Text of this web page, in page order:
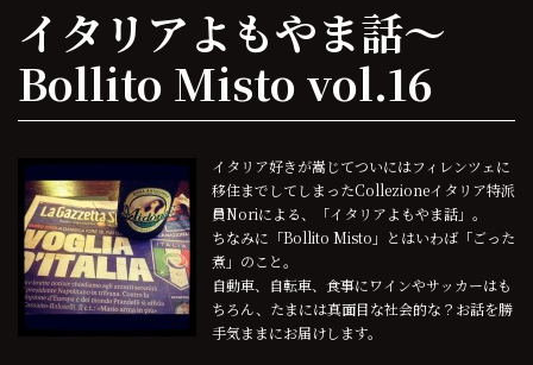
イタリアよもやま話〜
Bollito Misto vol.16
イタリア好きが嵩じてついにはフィレンツェに
移住までしてしまったCollezioneイタリア特派
員Noriによる、「イタリアよもやま話」。
ちなみに「Bollito Misto」とはいわば「ごった
煮」のこと。
自動車、自転車、食事にワインやサッカーはも
ちろん、たまには真面目な社会的な？お話を勝
手気ままにお届けします。